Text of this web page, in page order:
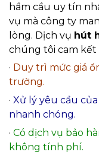
hầm cầu uy tín
vụ mà công ty
lòng. Dịch vụ hút
chúng tôi cam kết
· Duy trì mức giá
trường.
· Xử lý yêu cầu
nhanh chóng.
· Có dịch vụ bảo
không tính phí.